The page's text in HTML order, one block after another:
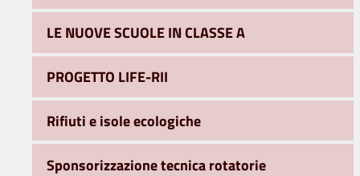
LE NUOVE SCUOLE IN CLASSE A
PROGETTO LIFE-RII
Rifiuti e isole ecologiche
Sponsorizzazione tecnica rotatorie